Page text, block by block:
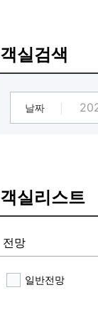
호텔 모먼트 숙박시
서프파크 1회 강
서프파크 강습 이
객실료 10% 할인
객실검색
날짜
객실리스트
전망
일반전망